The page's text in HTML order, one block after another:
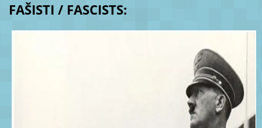
FAŠISTI / FASCISTS: